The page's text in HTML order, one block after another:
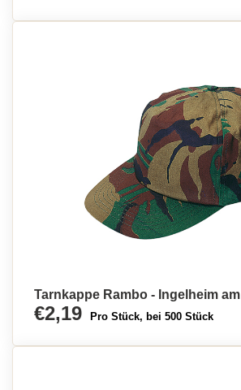
Tarnkappe Rambo - Ingelheim
€2,19 Pro Stück, bei 500 Stück